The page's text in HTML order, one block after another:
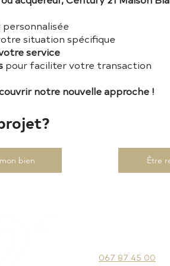
situation spécifique
service
pour faciliter votre transaction
notre nouvelle approche !
bien Être
067 87 45 00